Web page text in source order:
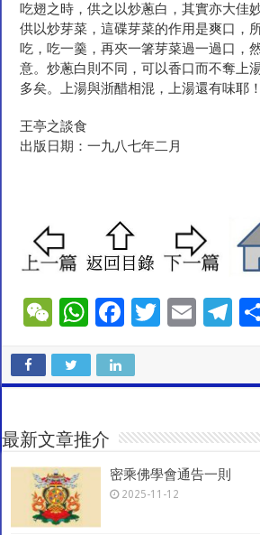
吃翅之時，供之以炒蔥白，其實亦大佳
供以炒芽菜，這碟芽菜的作用是爽口，
吃，吃一羹，再夾一箸芽菜過一過口，
意。炒蔥白則不同，可以香口而不奪上
多矣。上湯與浙醋相混，上湯還有味耶！
王亭之談食
出版日期：一九八七年二月
W
C
h
at
W
at
sA
p
p
F
e
b
o
k
T
er
E
l
T
gr
a
最新文章推介
密乘佛學會通告一則
2025-11-12